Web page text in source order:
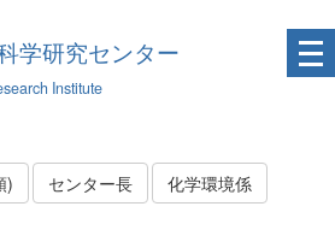
学研究センター
Institute
) センター長 化学環境係